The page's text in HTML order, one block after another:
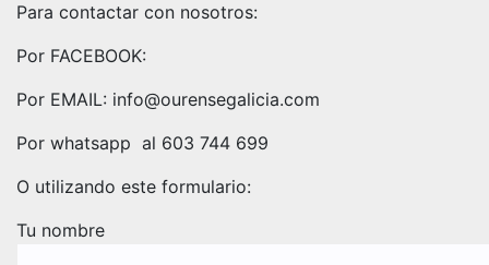
Para contactar con nosotros:
Por FACEBOOK:
Por EMAIL: info@ourensegalicia.com
Por whatsapp al 603 744 699
O utilizando este formulario:
Tu nombre